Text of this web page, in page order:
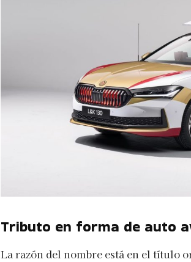
Tributo en forma de auto
La razón del nombre está en el título